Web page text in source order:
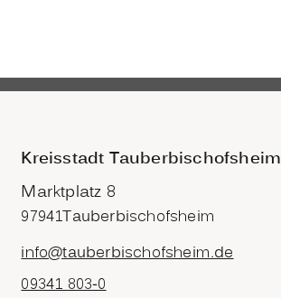
Kreisstadt Tauberbischofsheim
Marktplatz 8
97941Tauberbischofsheim
info@tauberbischofsheim.de
09341 803-0